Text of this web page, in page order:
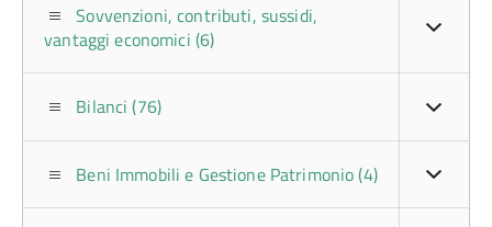
Sovvenzioni, contributi, sussidi,
vantaggi economici (6)
Bilanci (76)
Beni Immobili e Gestione Patrimonio (4)